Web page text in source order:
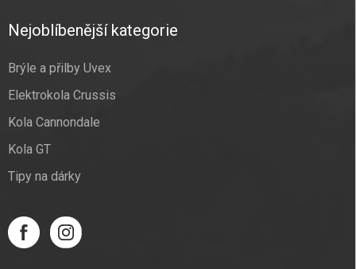
Nejoblíbenější kategorie
Brýle a přilby Uvex
Elektrokola Crussis
Kola Cannondale
Kola GT
Tipy na dárky